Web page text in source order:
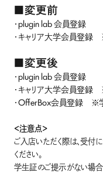
News
Recruitment
企業プランナー
Contact
学生向け
■変更前
・plugin lab 会員登録
・キャリア大学会員登
■変更後
・plugin lab 会員登録
・キャリア大学会員登
・OfferBox会員登録 ※学
＜注意点＞
ご入店いただく際は、受付
ください。
学生証のご提示がない場